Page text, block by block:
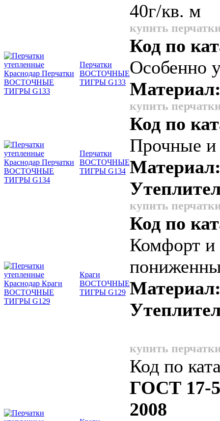
40г/кв. м
купить
Перчатки
ВОСТОЧНЫЕ
ТИГРЫ G133
Код по
Особенно
купить
Перчатки
ВОСТОЧНЫЕ
ТИГРЫ G134
Код по
Прочные и
купить
Краги
ВОСТОЧНЫЕ
ТИГРЫ G129
Код по
Комфорт и
купить
Код по
ГОСТ 17-
2008